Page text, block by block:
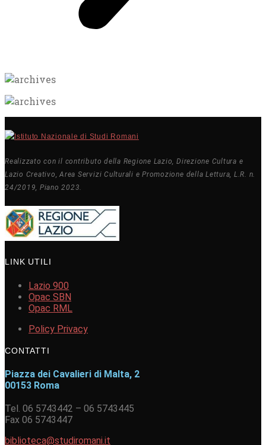
Realizzato con il contributo della Regione Lazio, Direzione Cultura e
Lazio Creativo, Area Servizi Culturali e Promozione della Lettura, L.R. n.
24/2019, Piano 2023.
LINK UTILI
Lazio 900
Opac SBN
Opac RML
Policy Privacy
CONTATTI
Piazza dei Cavalieri di Malta, 2
00153 Roma
Tel. 06 5743442 – 06 5743445
Fax 06 5743447
biblioteca@studiromani.it